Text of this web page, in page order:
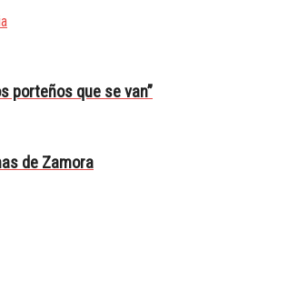
porteños que se van”
de Zamora